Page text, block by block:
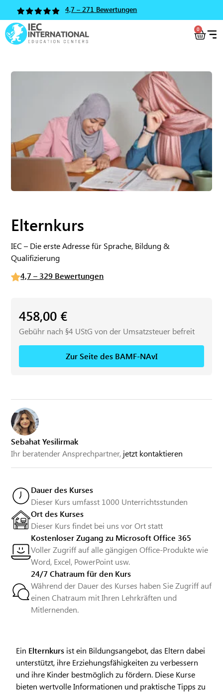
4,7 – 271 Bewertungen
0
Sebahat Yesilirmak
Ihr beratender Ansprechpartner, jetzt kontaktieren
Dauer des Kurses
Dieser Kurs umfasst 1000 Unterrichtsstunden
Ort des Kurses
Dieser Kurs findet bei uns vor Ort statt
Kostenloser Zugang zu Microsoft Office 365
Voller Zugriff auf alle gängigen Office-Produkte wie
Word, Excel, PowerPoint usw.
24/7 Chatraum für den Kurs
Während der Dauer des Kurses haben Sie Zugriff auf
einen Chatraum mit Ihren Lehrkräften und
Mitlernenden.
Ein Elternkurs ist ein Bildungsangebot, das Eltern dabei
unterstützt, ihre Erziehungsfähigkeiten zu verbessern
und ihre Kinder bestmöglich zu fördern. Diese Kurse
bieten wertvolle Informationen und praktische Tipps zu
Elternkurs
IEC – Die erste Adresse für Sprache, Bildung &
Qualifizierung
4,7 – 329 Bewertungen
458,00 €
Gebühr nach §4 UStG von der Umsatzsteuer befreit
Zur Seite des BAMF-NAvI